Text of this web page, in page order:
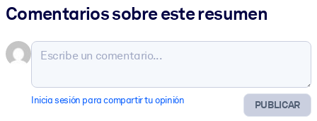
Comentarios sobre este resumen
PUBLICAR
Inicia sesión para compartir tu opinión